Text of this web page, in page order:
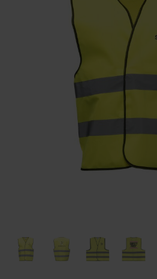
Sleutelhangers & Tools
Huis & Lifestyle
Outdoor & Vrije Tijd
Auto & Veiligheid
Gezondheid & Verzorging